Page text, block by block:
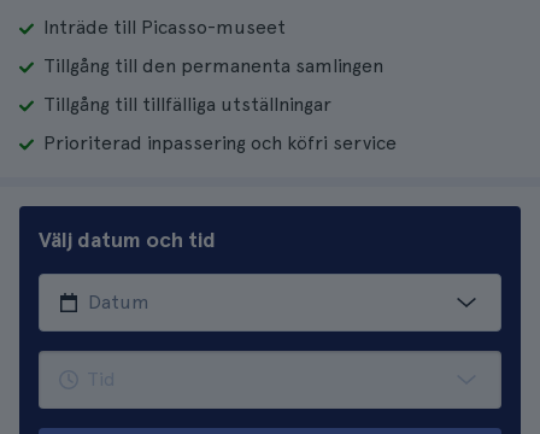
Inträde till Picasso-museet
Tillgång till den permanenta samlingen
Tillgång till tillfälliga utställningar
Prioriterad inpassering och köfri service
Välj datum och tid